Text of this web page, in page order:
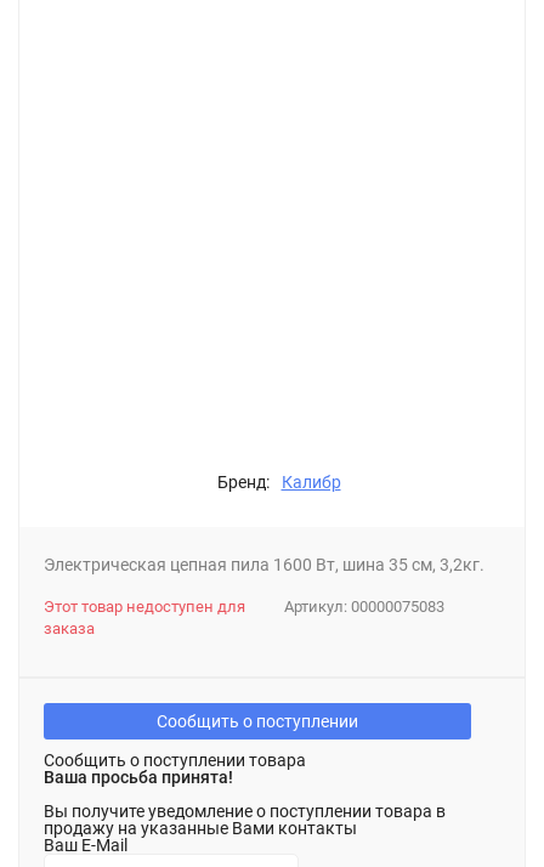
Бренд: Калибр
Электрическая цепная пила 1600 Вт, шина 35 см, 3,2кг.
Артикул: 00000075083
Этот товар недоступен для
заказа
Сообщить о поступлении
Сообщить о поступлении товара
Ваша просьба принята!
Вы получите уведомление о поступлении товара в
продажу на указанные Вами контакты
Ваш E-Mail